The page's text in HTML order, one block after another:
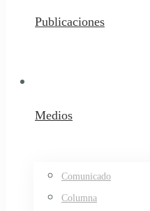
Publicaciones
Medios
Comunicado
Columna